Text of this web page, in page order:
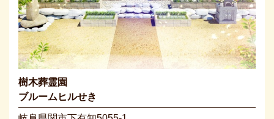
樹木葬霊園
ブルームヒルせき